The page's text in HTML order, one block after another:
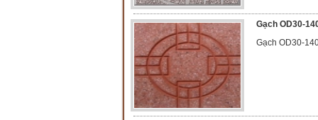
Gạch OD30-
Gạch OD30-